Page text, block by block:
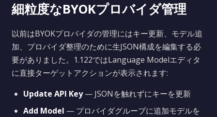
細粒度なBYOKプロバイダ管理
以前はBYOKプロバイダの管理にはキー更新、モデル追
加、プロバイダ整理のために生JSON構成を編集する必
要がありました。1.122ではLanguage Modelエディタ
に直接ターゲットアクションが表示されます:
Update API Key— JSONを触れずにキーを更新
Add Model — プロバイダグループに追加モデルを